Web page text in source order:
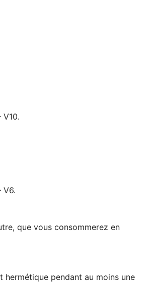
V10.
V6.
que vous consommerez en
pendant au moins une